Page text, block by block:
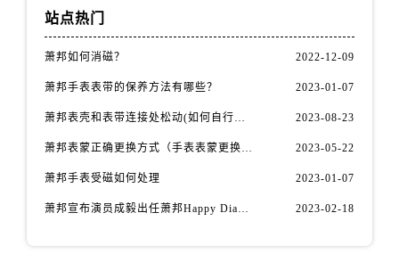
站点热门
萧邦如何消磁？ 2022-12-09
萧邦手表表带的保养方法有哪些？ 2023-01-07
2023-08-23
2023-05-22
萧邦手表受磁如何处理 2023-01-07
2023-02-18